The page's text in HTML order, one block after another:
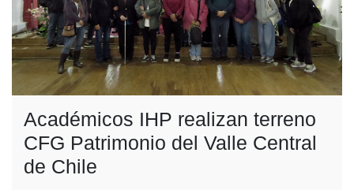
Académicos IHP realizan terreno
CFG Patrimonio del Valle Central
de Chile